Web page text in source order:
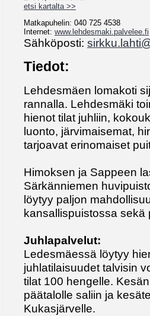
etsi kartalta >>
Matkapuhelin: 040 725 4538
Internet: www.lehdesmaki.palvelee.fi
Sähköposti:
Tiedot:
Lehdesmäen lomakoti
rannalla. Lehdesmäki
hienot tilat juhliin,
luonto, järvimaisemat,
tarjoavat erinomaiset
Himoksen ja Sappeen
Särkänniemen
löytyy paljon
kansallispuistossa sekä
Juhlapalvelut:
Ledesmäessä löytyy
juhlatilaisuudet talvisin
tilat 100 hengelle.
päätalolle saliin ja
Kukasjärvelle.